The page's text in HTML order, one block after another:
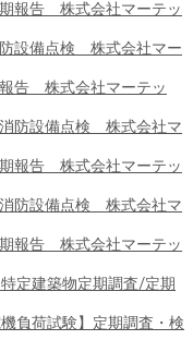
報告 株式会社マーテッ
設備点検 株式会社マー
告 株式会社マーテッ
防設備点検 株式会社マ
報告 株式会社マーテッ
防設備点検 株式会社マ
報告 株式会社マーテッ
定建築物定期調査/定期
負荷試験】定期調査・検